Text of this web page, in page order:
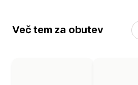
Več tem za obutev